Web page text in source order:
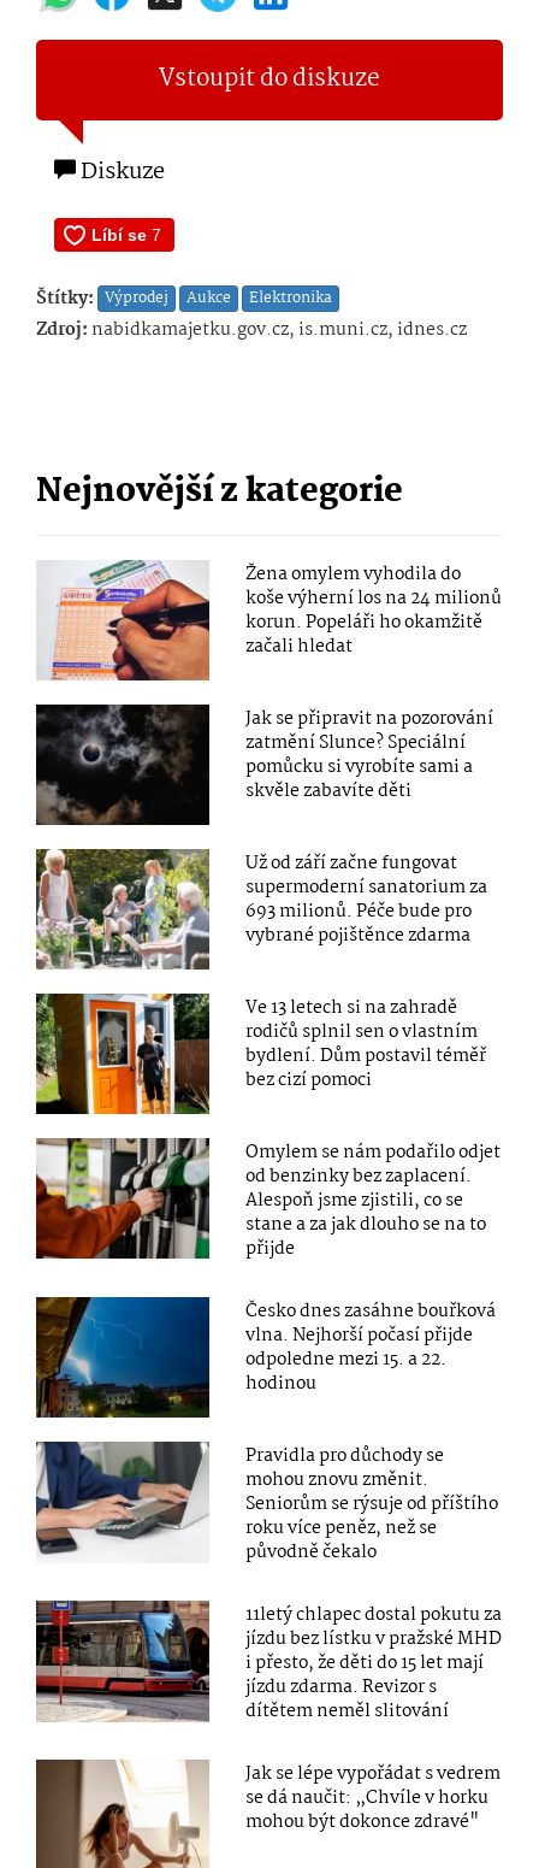
Vstoupit do diskuze
Diskuze
Štítky: Výprodej Aukce Elektronika
Zdroj: nabidkamajetku.gov.cz, is.muni.cz, idnes.cz
Nejnovější z kategorie
Žena omylem vyhodila do
koše výherní los na 24 milionů
korun. Popeláři ho okamžitě
začali hledat
Jak se připravit na pozorování
zatmění Slunce? Speciální
pomůcku si vyrobíte sami a
skvěle zabavíte děti
Už od září začne fungovat
supermoderní sanatorium za
693 milionů. Péče bude pro
vybrané pojištěnce zdarma
Ve 13 letech si na zahradě
rodičů splnil sen o vlastním
bydlení. Dům postavil téměř
bez cizí pomoci
Omylem se nám podařilo odjet
od benzinky bez zaplacení.
Alespoň jsme zjistili, co se
stane a za jak dlouho se na to
přijde
Česko dnes zasáhne bouřková
vlna. Nejhorší počasí přijde
odpoledne mezi 15. a 22.
hodinou
Pravidla pro důchody se
mohou znovu změnit.
Seniorům se rýsuje od příštího
roku více peněz, než se
původně čekalo
11letý chlapec dostal pokutu za
jízdu bez lístku v pražské MHD
i přesto, že děti do 15 let mají
jízdu zdarma. Revizor s
dítětem neměl slitování
Jak se lépe vypořádat s vedrem
se dá naučit: „Chvíle v horku
mohou být dokonce zdravé"